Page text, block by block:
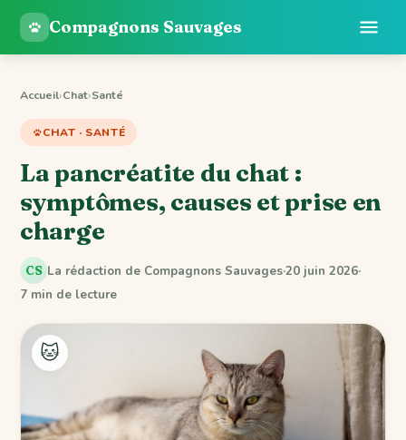
Compagnons Sauvages
Accueil›Chat›Santé
CHAT · SANTÉ
La pancréatite du chat :
symptômes, causes et prise en
charge
CS La rédaction de Compagnons Sauvages·20 juin 2026·
7 min de lecture
🐱